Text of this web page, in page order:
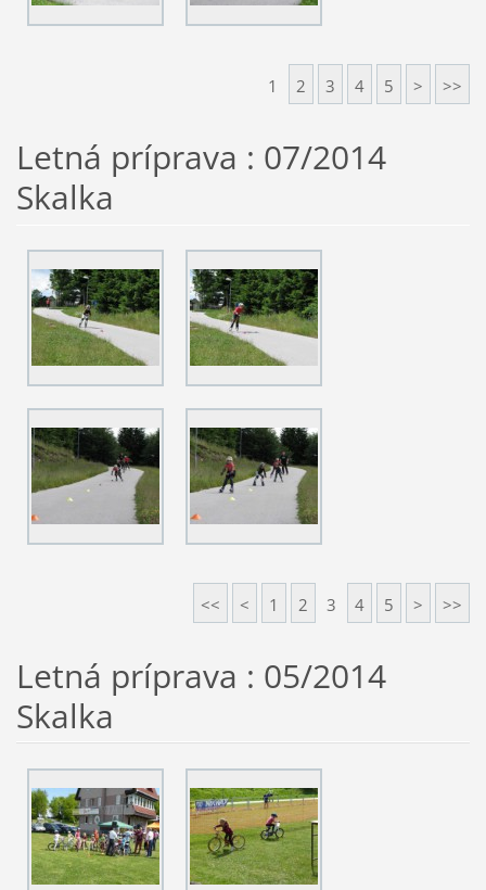
1 2 3 4 5 > >>
Letná príprava : 07/2014
Skalka
<< < 1 2 3 4 5 > >>
Letná príprava : 05/2014
Skalka